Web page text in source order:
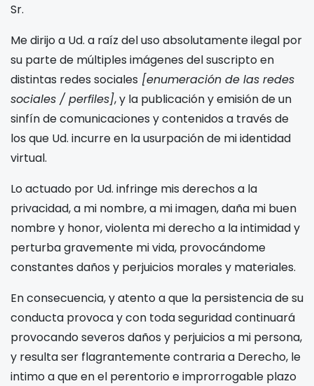
Sr.
Me dirijo a Ud. a raíz del uso absolutamente ilegal por
su parte de múltiples imágenes del suscripto en
distintas redes sociales [enumeración de las redes
sociales / perfiles], y la publicación y emisión de un
sinfín de comunicaciones y contenidos a través de
los que Ud. incurre en la usurpación de mi identidad
virtual.
Lo actuado por Ud. infringe mis derechos a la
privacidad, a mi nombre, a mi imagen, daña mi buen
nombre y honor, violenta mi derecho a la intimidad y
perturba gravemente mi vida, provocándome
constantes daños y perjuicios morales y materiales.
En consecuencia, y atento a que la persistencia de su
conducta provoca y con toda seguridad continuará
provocando severos daños y perjuicios a mi persona,
y resulta ser flagrantemente contraria a Derecho, le
intimo a que en el perentorio e improrrogable plazo